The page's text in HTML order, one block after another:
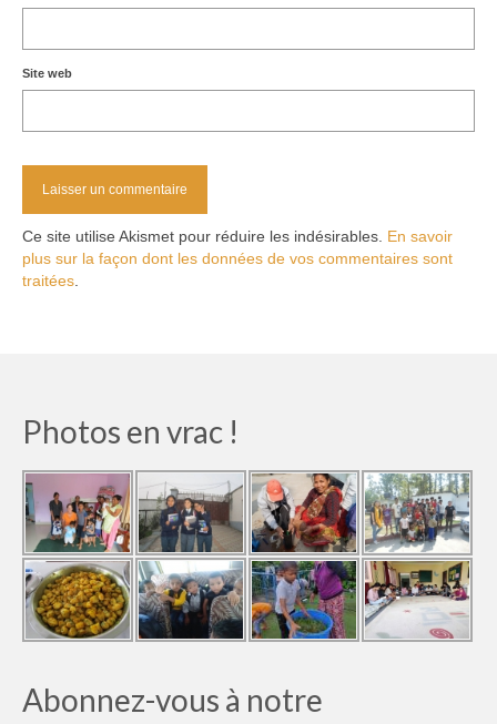
Site web
Ce site utilise Akismet pour réduire les indésirables. En savoir
plus sur la façon dont les données de vos commentaires sont
traitées
Photos en vrac !
Abonnez-vous à notre